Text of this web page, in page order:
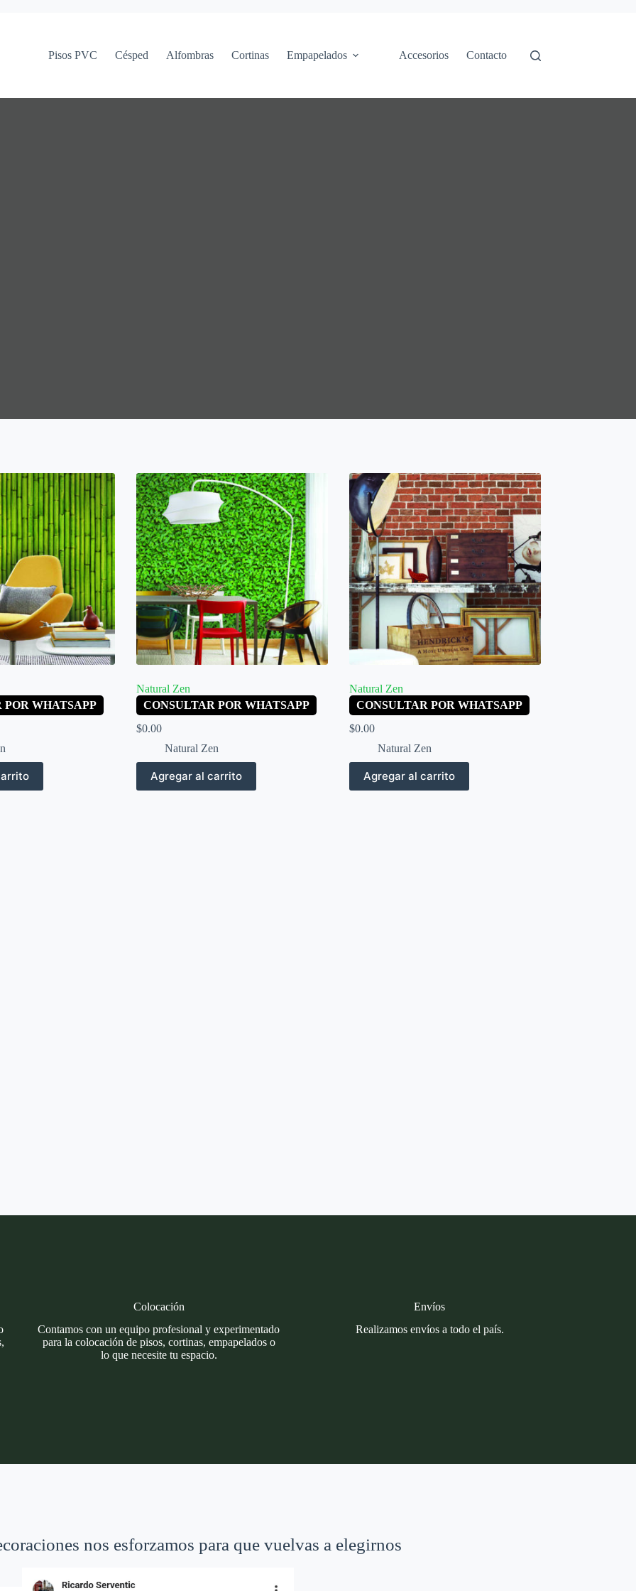
Pisos PVC
Césped Alfombras Cortinas Empapelados Accesorios Contacto
POR WHATSAPP
Natural Zen
CONSULTAR POR WHATSAPP
$0.00
Natural Zen
Agregar al carrito
Natural Zen
CONSULTAR POR WHATSAPP
$0.00
Natural Zen
Agregar al carrito
Colocación
Contamos con un equipo profesional y experimentado
para la colocación de pisos, cortinas, empapelados o
lo que necesite tu espacio.
Envíos
Realizamos envíos a todo el país.
nos esforzamos para que vuelvas a elegirnos